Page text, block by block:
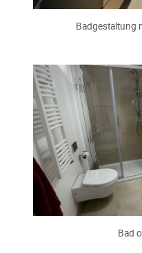
Badgestaltung
Bad